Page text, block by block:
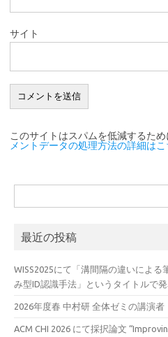
サイト
このサイトはスパムを低減するため
メントデータの処理方法の詳細は
索:
最近の投稿
WISS2025にて「溝間隔の違いによる
み型ID認識手法」というタイトルで
2026年度春 中村研 全体ゼミの講演者
ACM CHI 2026 にて採択論文